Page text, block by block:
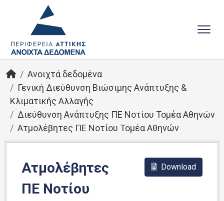
Ανοιχτά δεδομένα
Γενική Διεύθυνση Βιώσιμης Ανάπτυξης &
Κλιματικής Αλλαγής
Διεύθυνση Ανάπτυξης ΠΕ Νοτίου Τομέα Αθηνών
Ατμολέβητες ΠΕ Νοτίου Τομέα Αθηνών
Ατμολέβητες
ΠΕ Νοτίου
Download